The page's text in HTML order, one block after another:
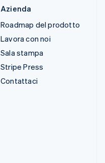
Azienda
Roadmap del prodotto
Lavora con noi
Sala stampa
Stripe Press
Contattaci